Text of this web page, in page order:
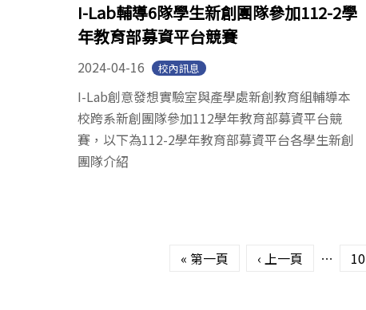
I-Lab輔導6隊學生新創團隊參加112-2學
年教育部募資平台競賽
2024-04-16 校內訊息
I-Lab創意發想實驗室與產學處新創教育組輔導本
校跨系新創團隊參加112學年教育部募資平台競
賽，以下為112-2學年教育部募資平台各學生新創
團隊介紹
« 第一頁 ‹ 上一頁 … 10